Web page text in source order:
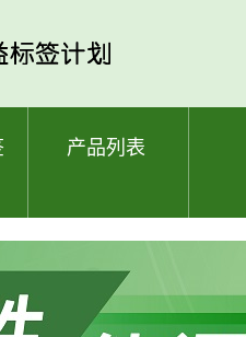
产品列表